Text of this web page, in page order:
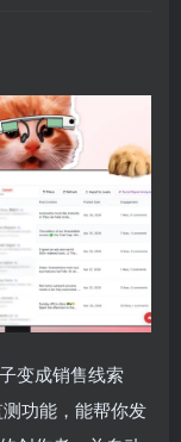
变成销售线索
功能，能帮你发